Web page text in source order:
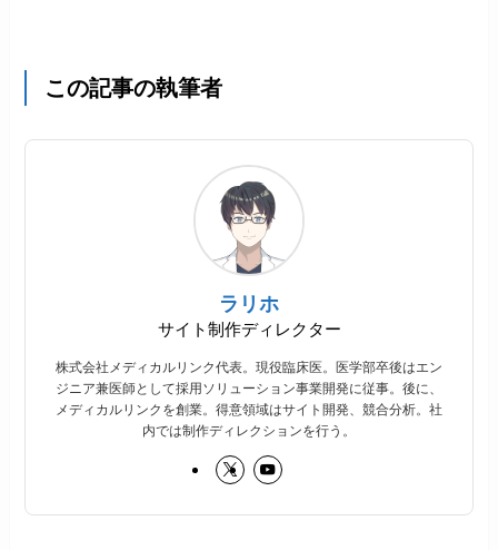
この記事の執筆者
ラリホ
サイト制作ディレクター
株式会社メディカルリンク代表。現役臨床医。医学部卒後はエン
ジニア兼医師として採用ソリューション事業開発に従事。後に、
メディカルリンクを創業。得意領域はサイト開発、競合分析。社
内では制作ディレクションを行う。